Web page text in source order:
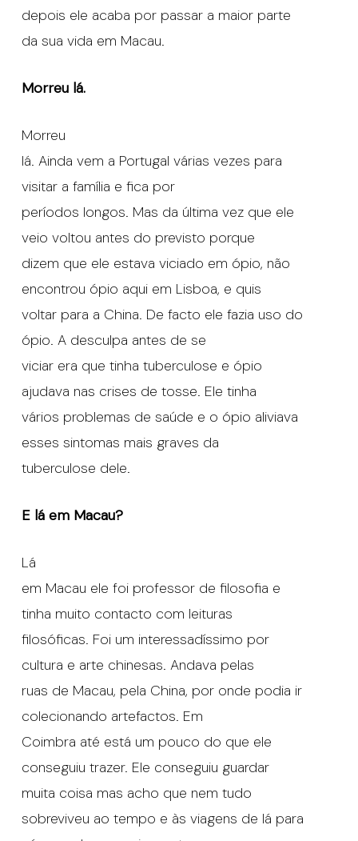
depois ele acaba por passar a maior parte
da sua vida em Macau.
Morreu lá.
Morreu
lá. Ainda vem a Portugal várias vezes para
visitar a família e fica por
períodos longos. Mas da última vez que ele
veio voltou antes do previsto porque
dizem que ele estava viciado em ópio, não
encontrou ópio aqui em Lisboa, e quis
voltar para a China. De facto ele fazia uso do
ópio. A desculpa antes de se
viciar era que tinha tuberculose e ópio
ajudava nas crises de tosse. Ele tinha
vários problemas de saúde e o ópio aliviava
esses sintomas mais graves da
tuberculose dele.
E lá em Macau?
Lá
em Macau ele foi professor de filosofia e
tinha muito contacto com leituras
filosóficas. Foi um interessadíssimo por
cultura e arte chinesas. Andava pelas
ruas de Macau, pela China, por onde podia ir
colecionando artefactos. Em
Coimbra até está um pouco do que ele
conseguiu trazer. Ele conseguiu guardar
muita coisa mas acho que nem tudo
sobreviveu ao tempo e às viagens de lá para